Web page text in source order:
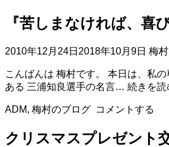
『苦しまなければ、喜
2010年12月24日 2018年10月9日 梅
こんばんは 梅村です。 本日は、私
ある 三浦知良選手の名言… 続きを読
ADM, 梅村のブログ コメントする
クリスマスプレゼント